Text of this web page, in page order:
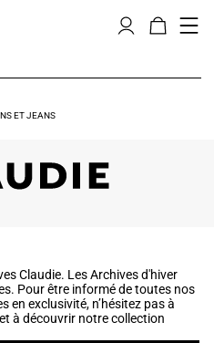
ET JEANS
Claudie. Les Archives d'hiver
Pour être informé de toutes nos
en exclusivité, n’hésitez pas à
à découvrir notre collection